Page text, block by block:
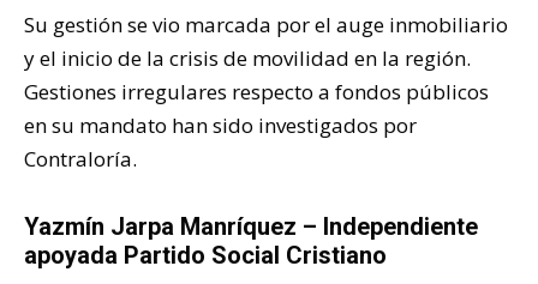
Su gestión se vio marcada por el auge inmobiliario
y el inicio de la crisis de movilidad en la región.
Gestiones irregulares respecto a fondos públicos
en su mandato han sido investigados por
Contraloría.
Yazmín Jarpa Manríquez – Independiente
apoyada Partido Social Cristiano